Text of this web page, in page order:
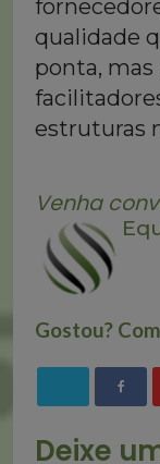
qualidade
ponta,
estruturas
Venha
Gostou?
Deixe